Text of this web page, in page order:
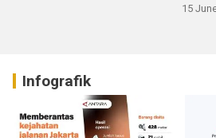
15
Infografik